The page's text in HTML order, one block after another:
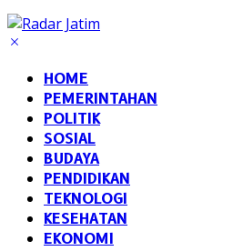
HOME
PEMERINTAHAN
POLITIK
SOSIAL
BUDAYA
PENDIDIKAN
TEKNOLOGI
KESEHATAN
EKONOMI